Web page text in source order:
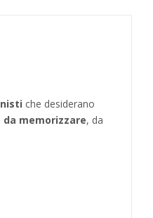
che desiderano
da memorizzare, da